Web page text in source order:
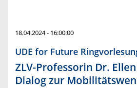
18.04.2024 - 16:00:00
UDE for Future
ZLV-Professorin Dr.
Dialog zur